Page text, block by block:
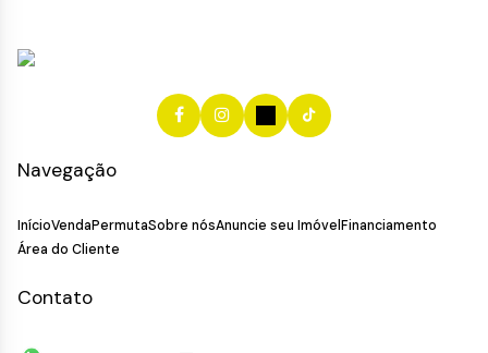
Navegação
InícioVendaPermutaSobre nósAnuncie seu Imóvel Financiamento
Área do Cliente
Contato